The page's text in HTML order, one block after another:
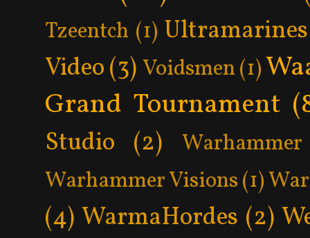
Tzeentch (1) Ultramarines
Video(3) Voidsmen(1)
Grand Tournament
Studio (2)
Warhammer Visions(1)
(4) WarmaHordes (2)